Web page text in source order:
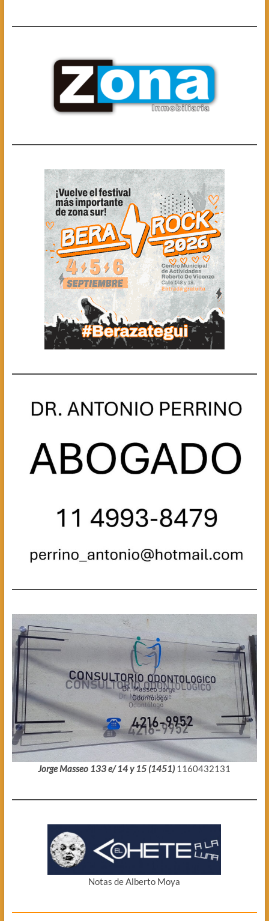
Jorge Masseo 133 e/ 14 y 15 (1451) 1160432131
Notas de Alberto Moya